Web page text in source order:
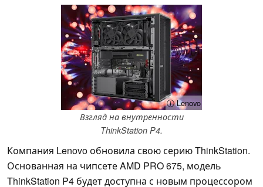
ⓘ Lenovo
Взгляд на внутренности
ThinkStation P4.
Компания Lenovo обновила свою серию ThinkStation.
Основанная на чипсете AMD PRO 675, модель
ThinkStation P4 будет доступна с новым процессором